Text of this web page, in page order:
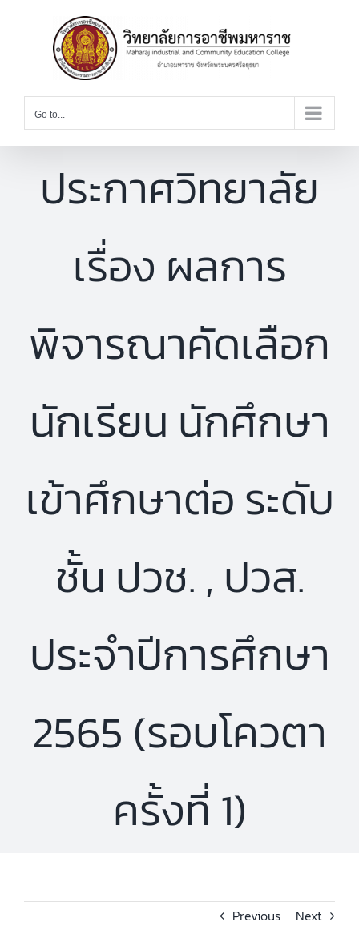
Go to...
ประกาศวิทยาลัย
เรื่อง ผลการ
พิจารณาคัดเลือก
นักเรียน นักศึกษา
เข้าศึกษาต่อ ระดับ
ชั้น ปวช. , ปวส.
ประจำปีการศึกษา
2565 (รอบโควตา
ครั้งที่ 1)
Previous Next